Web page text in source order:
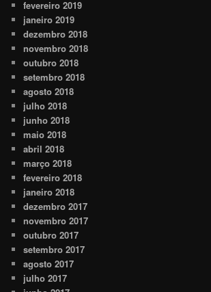
fevereiro 2019
janeiro 2019
dezembro 2018
novembro 2018
outubro 2018
setembro 2018
agosto 2018
julho 2018
junho 2018
maio 2018
abril 2018
março 2018
fevereiro 2018
janeiro 2018
dezembro 2017
novembro 2017
outubro 2017
setembro 2017
agosto 2017
julho 2017